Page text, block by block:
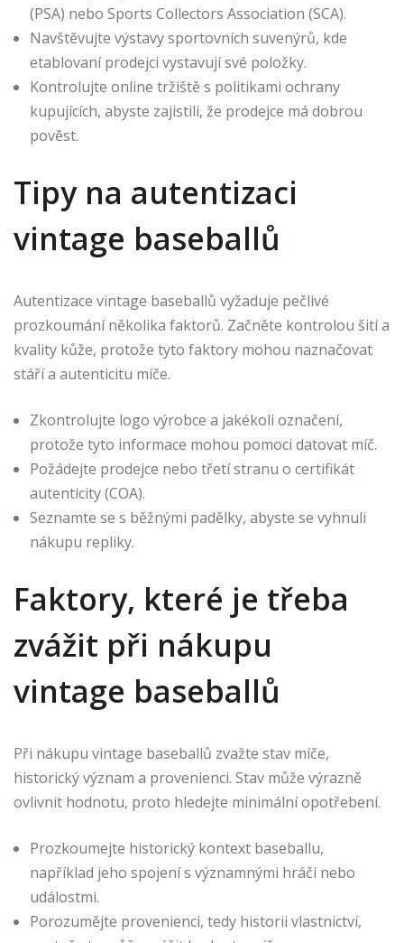
(PSA) nebo Sports Collectors Association (SCA).
Navštěvujte výstavy sportovních suvenýrů, kde
etablovaní prodejci vystavují své položky.
Kontrolujte online tržiště s politikami ochrany
kupujících, abyste zajistili, že prodejce má dobrou
pověst.
Tipy na autentizaci
vintage baseballů
Autentizace vintage baseballů vyžaduje pečlivé
prozkoumání několika faktorů. Začněte kontrolou šití a
kvality kůže, protože tyto faktory mohou naznačovat
stáří a autenticitu míče.
Zkontrolujte logo výrobce a jakékoli označení,
protože tyto informace mohou pomoci datovat míč.
Požádejte prodejce nebo třetí stranu o certifikát
autenticity (COA).
Seznamte se s běžnými padělky, abyste se vyhnuli
nákupu repliky.
Faktory, které je třeba
zvážit při nákupu
vintage baseballů
Při nákupu vintage baseballů zvažte stav míče,
historický význam a provenienci. Stav může výrazně
ovlivnit hodnotu, proto hledejte minimální opotřebení.
Prozkoumejte historický kontext baseballu,
například jeho spojení s významnými hráči nebo
událostmi.
Porozumějte provenienci, tedy historii vlastnictví,